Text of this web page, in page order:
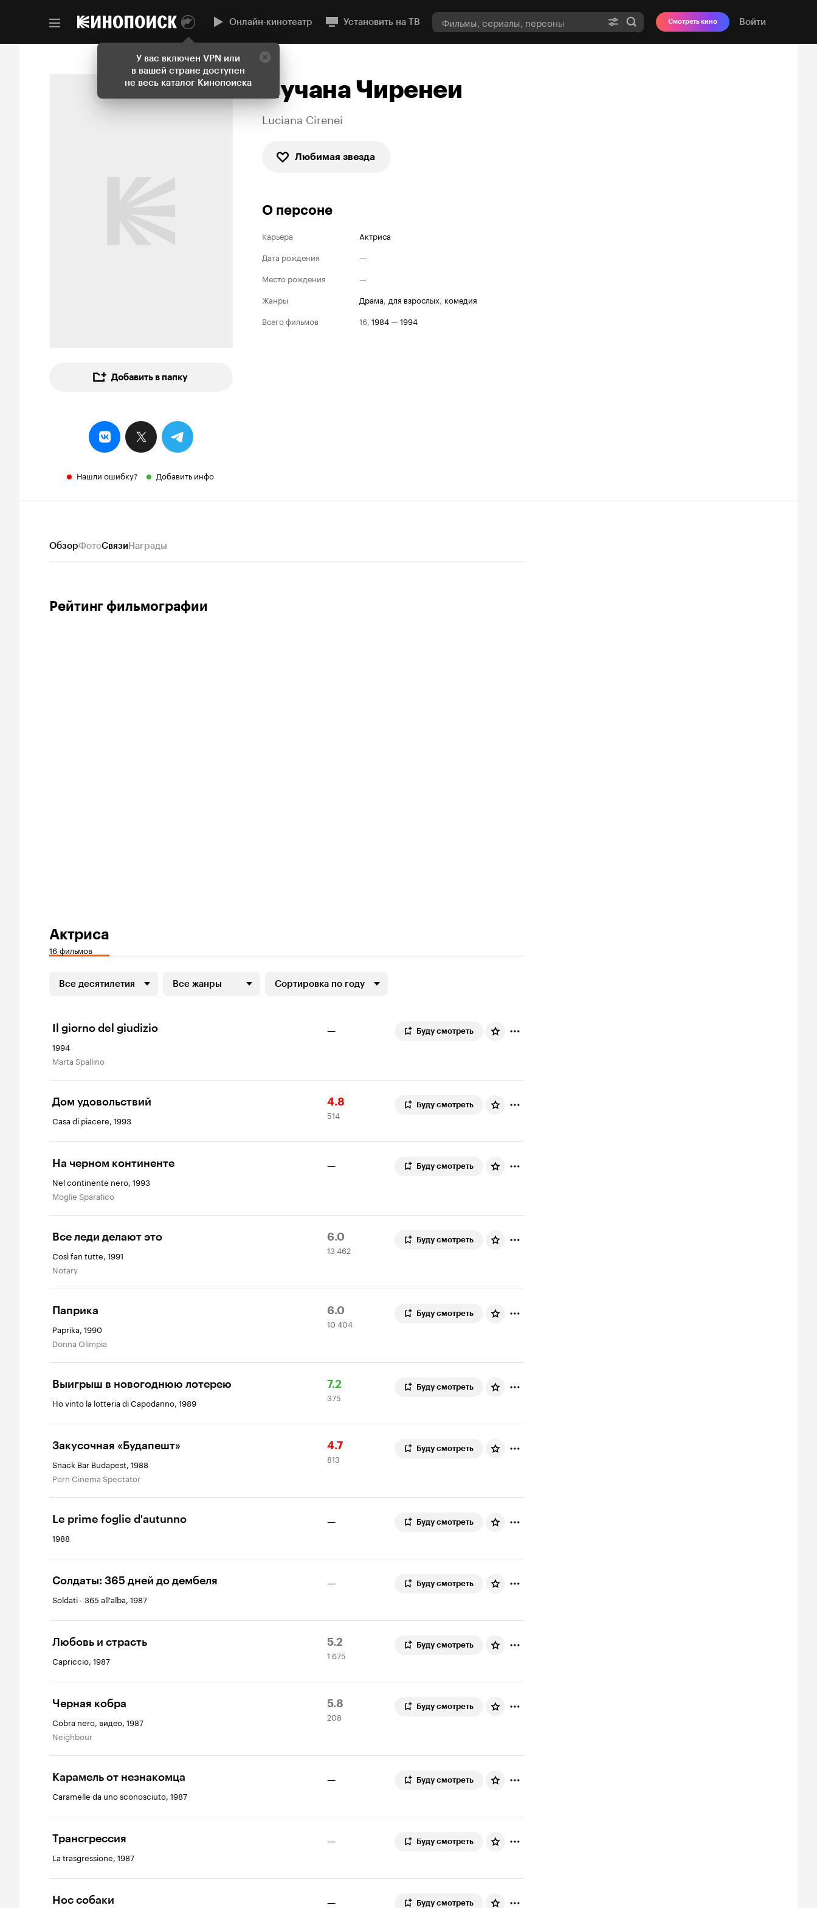
У вас включен VPN или
в вашей стране доступен
не весь каталог Кинопоиска
Онлайн-кинотеатр Установить на ТВ Смотреть кино Войти
Добавить в папку
Нашли ошибку? Добавить инфо
Лучана Чиренеи
Luciana Cirenei
Любимая звезда
О персоне
Карьера
Актриса
Дата рождения
—
Место рождения
—
Жанры
драма, для взрослых, комедия
Всего фильмов
16, 1984— 1994
ОбзорФотоСвязиНаграды
Рейтинг фильмографии
Актриса
16 фильмов
Все десятилетия Все жанры Сортировка по году
Il giorno del giudizio
1994
Marta Spallino
— Буду смотреть
Дом удовольствий
Casa di piacere, 1993
Рейтинг
Кинопоиска
4.8
514
оценок
514
Буду смотреть
На черном континенте
Nel continente nero, 1993
moglie Sparafico
— Буду смотреть
Все леди делают это
Così fan tutte, 1991
Notary
Рейтинг
Кинопоиска
6.0
13
462
13 462
Буду смотреть
Паприка
Paprika, 1990
Donna Olimpia
Рейтинг
Кинопоиска
6.0
10
404
10 404
Буду смотреть
Выигрыш в новогоднюю лотерею
Ho vinto la lotteria di Capodanno, 1989
Рейтинг
Кинопоиска
7.2
375
оценок
375
Буду смотреть
Закусочная «Будапешт»
Snack Bar Budapest, 1988
Porn Cinema Spectator
Рейтинг
Кинопоиска
4.7
813
оценок
813
Буду смотреть
Le prime foglie d'autunno
1988
— Буду смотреть
Солдаты: 365 дней до дембеля
Soldati - 365 all'alba, 1987
— Буду смотреть
Любовь и страсть
Capriccio, 1987
Рейтинг
Кинопоиска
5.2
1
675
1 675
Буду смотреть
Черная кобра
Cobra nero, видео, 1987
Neighbour
Рейтинг
Кинопоиска
5.8
208
оценок
208
Буду смотреть
Карамель от незнакомца
Caramelle da uno sconosciuto, 1987
— Буду смотреть
Трансгрессия
La trasgressione, 1987
— Буду смотреть
Нос собаки — Буду смотреть